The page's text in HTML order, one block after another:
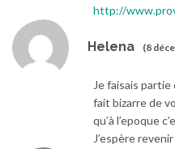
http://
Helena (8
Je faisais
fait bizarre de
qu’à l’epoque
J’espère